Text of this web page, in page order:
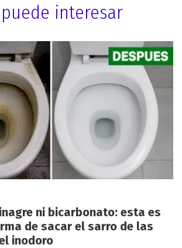
puede interesar
ni bicarbonato: esta es
de sacar el sarro de las
inodoro